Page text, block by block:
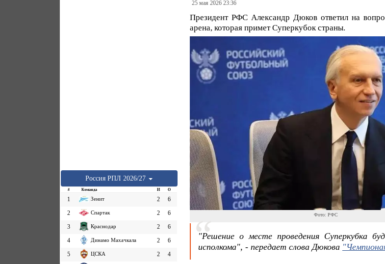
Россия РПЛ 2026/27
# Команда И О
1 Зенит 2
6
2
Спартак 2
6
3
Краснодар 2
6
4
Динамо Махачкала 2
6
5
ЦСКА 2
4
25 мая 2026 23:36
Президент РФС Александр Дюков ответил на
арена, которая примет Суперкубок страны.
Фото: РФС
"Решение о месте проведения Суперкубка
исполкома", - передает слова Дюкова